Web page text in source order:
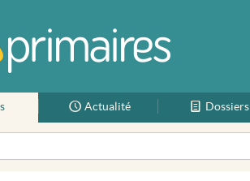
Actualité Dossiers